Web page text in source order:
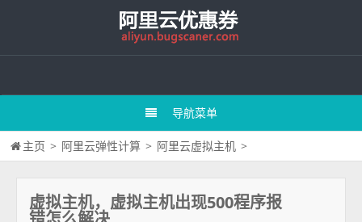
导航菜单
主页 > 阿里云弹性计算 > 阿里云虚拟主机 >
虚拟主机，虚拟主机出现500程序报